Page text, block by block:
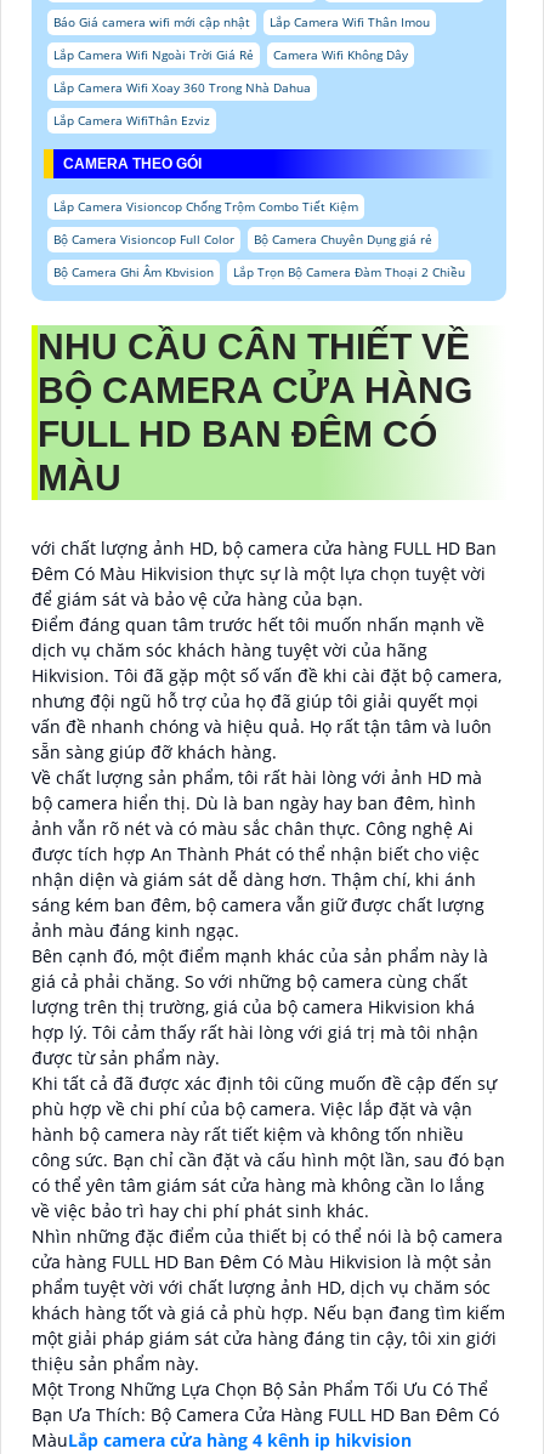
Báo Giá camera wifi mới cập nhật
Lắp Camera Wifi Thân Imou
Lắp Camera Wifi Ngoài Trời Giá Rẻ
Camera Wifi Không Dây
Lắp Camera Wifi Xoay 360 Trong Nhà Dahua
Lắp Camera WifiThân Ezviz
CAMERA THEO GÓI
Lắp Camera Visioncop Chống Trộm Combo Tiết Kiệm
Bộ Camera Visioncop Full Color
Bộ Camera Chuyên Dụng giá rẻ
Bộ Camera Ghi Âm Kbvision
Lắp Trọn Bộ Camera Đàm Thoại 2 Chiều
NHU CẦU CÂN THIẾT VỀ
BỘ CAMERA CỬA HÀNG
FULL HD BAN ĐÊM CÓ
MÀU
với chất lượng ảnh HD, bộ camera cửa hàng FULL HD Ban
Đêm Có Màu Hikvision thực sự là một lựa chọn tuyệt vời
để giám sát và bảo vệ cửa hàng của bạn.
Điểm đáng quan tâm trước hết tôi muốn nhấn mạnh về
dịch vụ chăm sóc khách hàng tuyệt vời của hãng
Hikvision. Tôi đã gặp một số vấn đề khi cài đặt bộ camera,
nhưng đội ngũ hỗ trợ của họ đã giúp tôi giải quyết mọi
vấn đề nhanh chóng và hiệu quả. Họ rất tận tâm và luôn
sẵn sàng giúp đỡ khách hàng.
Về chất lượng sản phẩm, tôi rất hài lòng với ảnh HD mà
bộ camera hiển thị. Dù là ban ngày hay ban đêm, hình
ảnh vẫn rõ nét và có màu sắc chân thực. Công nghệ Ai
được tích hợp An Thành Phát có thể nhận biết cho việc
nhận diện và giám sát dễ dàng hơn. Thậm chí, khi ánh
sáng kém ban đêm, bộ camera vẫn giữ được chất lượng
ảnh màu đáng kinh ngạc.
Bên cạnh đó, một điểm mạnh khác của sản phẩm này là
giá cả phải chăng. So với những bộ camera cùng chất
lượng trên thị trường, giá của bộ camera Hikvision khá
hợp lý. Tôi cảm thấy rất hài lòng với giá trị mà tôi nhận
được từ sản phẩm này.
Khi tất cả đã được xác định tôi cũng muốn đề cập đến sự
phù hợp về chi phí của bộ camera. Việc lắp đặt và vận
hành bộ camera này rất tiết kiệm và không tốn nhiều
công sức. Bạn chỉ cần đặt và cấu hình một lần, sau đó bạn
có thể yên tâm giám sát cửa hàng mà không cần lo lắng
về việc bảo trì hay chi phí phát sinh khác.
Nhìn những đặc điểm của thiết bị có thể nói là bộ camera
cửa hàng FULL HD Ban Đêm Có Màu Hikvision là một sản
phẩm tuyệt vời với chất lượng ảnh HD, dịch vụ chăm sóc
khách hàng tốt và giá cả phù hợp. Nếu bạn đang tìm kiếm
một giải pháp giám sát cửa hàng đáng tin cậy, tôi xin giới
thiệu sản phẩm này.
Một Trong Những Lựa Chọn Bộ Sản Phẩm Tối Ưu Có Thể
Bạn Ưa Thích: Bộ Camera Cửa Hàng FULL HD Ban Đêm Có
MàuLắp camera cửa hàng 4 kênh ip hikvision